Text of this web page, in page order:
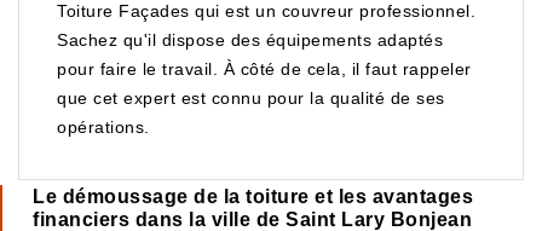
Toiture Façades qui est un couvreur professionnel.
Sachez qu'il dispose des équipements adaptés
pour faire le travail. À côté de cela, il faut rappeler
que cet expert est connu pour la qualité de ses
opérations.
Le démoussage de la toiture et les avantages
financiers dans la ville de Saint Lary Bonjean